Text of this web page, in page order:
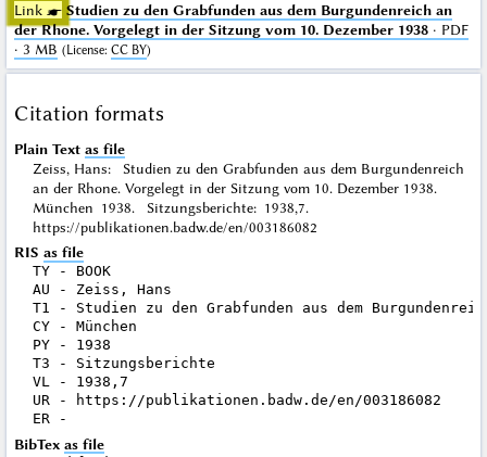
Link ☛ Studien zu den Grabfunden aus dem Burgundenreich an
der Rhone. Vorgelegt in der Sitzung vom 10. Dezember 1938· PDF
· 3 MB (License: CC BY)
Citation formats
Plain Text as file
Zeiss, Hans: Studien zu den Grabfunden aus dem Burgundenreich
an der Rhone. Vorgelegt in der Sitzung vom 10. Dezember 1938.
München 1938. Sitzungsberichte: 1938,7.
https://publikationen.badw.de/en/003186082
RIS as file
TY - BOOK
AU - Zeiss, Hans
T1 - Studien zu den Grabfunden aus dem
CY - München
PY - 1938
T3 - Sitzungsberichte
VL - 1938,7
UR - https://publikationen.badw.de/en/003186082
BibTex as file